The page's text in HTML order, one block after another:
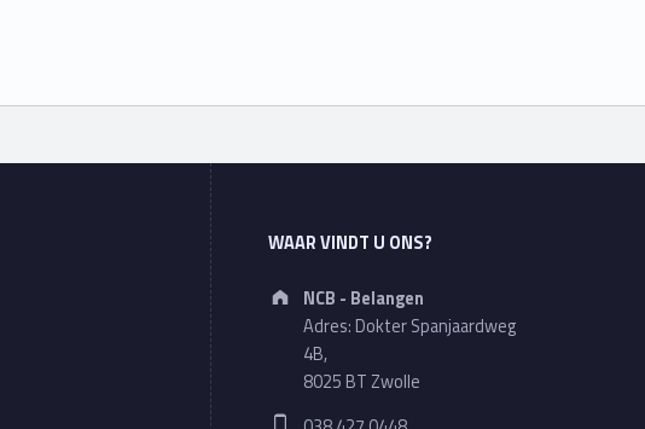
WAAR VINDT U ONS?
Address:
NCB - Belangen
Adres: Dokter Spanjaardweg
4B,
8025 BT Zwolle
Phone number: